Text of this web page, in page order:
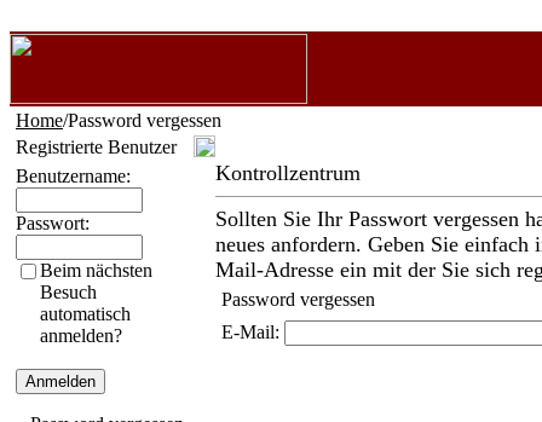
Home/Password vergessen
Registrierte Benutzer
Benutzername:
Passwort:
Beim nächsten
Besuch
automatisch
anmelden?
Kontrollzentrum
Sollten Sie Ihr Passwort vergessen
neues anfordern. Geben Sie
Mail-Adresse ein mit der Sie sich
Password vergessen
E-Mail: